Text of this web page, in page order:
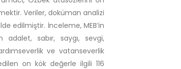
Veriler, doküman analizi
edilmiştir. İnceleme, MEB’in
sabır, saygı, sevgi,
ve vatanseverlik
on kök değerle ilgili 116